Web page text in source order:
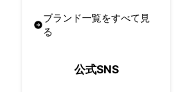
ブランド一覧をすべて見
る
公式SNS